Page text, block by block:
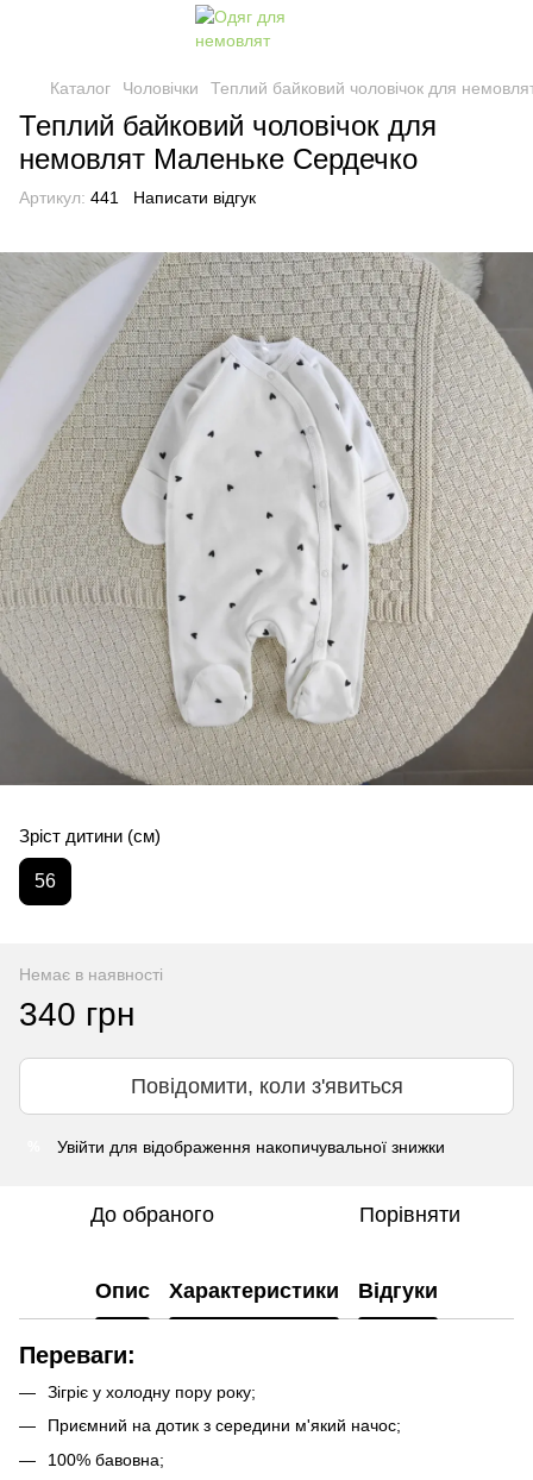
Каталог Чоловічки Теплий байковий чоловічок для
Теплий байковий чоловічок для
немовлят Маленьке Сердечко
Артикул: 441 Написати відгук
Зріст дитини (см)
56
Немає в наявності
340 грн
Повідомити, коли з'явиться
Увійти для відображення накопичувальної знижки
До обраного Порівняти
Опис Характеристики Відгуки
Переваги:
Зігріє у холодну пору року;
Приємний на дотик з середини м'який начос;
100% бавовна;